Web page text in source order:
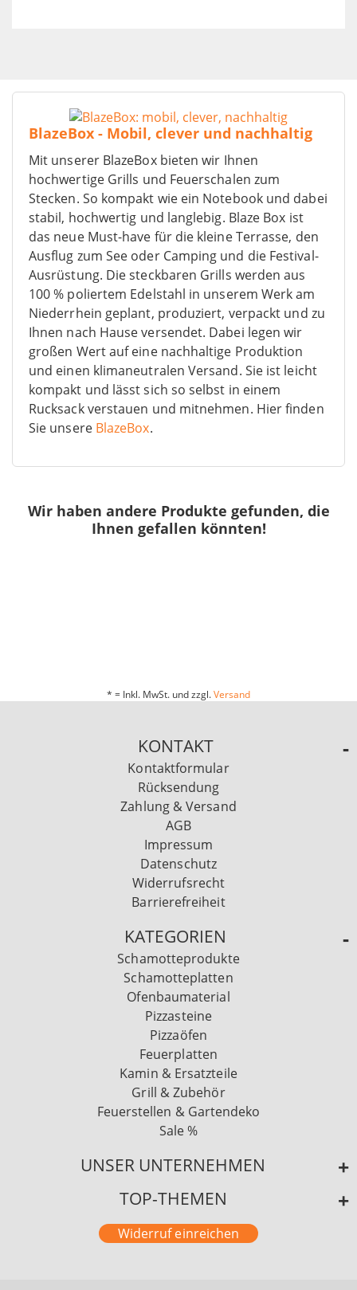
BlazeBox - Mobil, clever und nachhaltig
Mit unserer BlazeBox bieten wir Ihnen
hochwertige Grills und Feuerschalen zum
Stecken. So kompakt wie ein Notebook und dabei
stabil, hochwertig und langlebig. Blaze Box ist
das neue Must-have für die kleine Terrasse, den
Ausflug zum See oder Camping und die Festival-
Ausrüstung. Die steckbaren Grills werden aus
100 % poliertem Edelstahl in unserem Werk am
Niederrhein geplant, produziert, verpackt und zu
Ihnen nach Hause versendet. Dabei legen wir
großen Wert auf eine nachhaltige Produktion
und einen klimaneutralen Versand. Sie ist leicht
kompakt und lässt sich so selbst in einem
Rucksack verstauen und mitnehmen. Hier finden
Sie unsere BlazeBox.
Wir haben andere Produkte gefunden, die
Ihnen gefallen könnten!
* = Inkl. MwSt. und zzgl.Versand
KONTAKT
Kontaktformular
Rücksendung
Zahlung & Versand
AGB
Impressum
Datenschutz
Widerrufsrecht
Barrierefreiheit
KATEGORIEN
Schamotteprodukte
Schamotteplatten
Ofenbaumaterial
Pizzasteine
Pizzaöfen
Feuerplatten
Kamin & Ersatzteile
Grill & Zubehör
Feuerstellen & Gartendeko
Sale %
UNSER UNTERNEHMEN
TOP-THEMEN
Widerruf einreichen